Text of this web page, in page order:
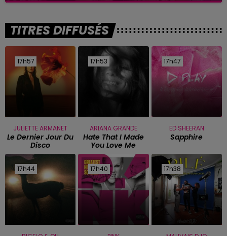
TITRES DIFFUSÉS
17h57
17h57
JULIETTE ARMANET
Le Dernier Jour Du
Disco
17h53
17h53
ARIANA GRANDE
Hate That I Made
You Love Me
17h47
17h47
ED SHEERAN
Sapphire
17h44
17h44 17h40
17h40 17h38
17h38